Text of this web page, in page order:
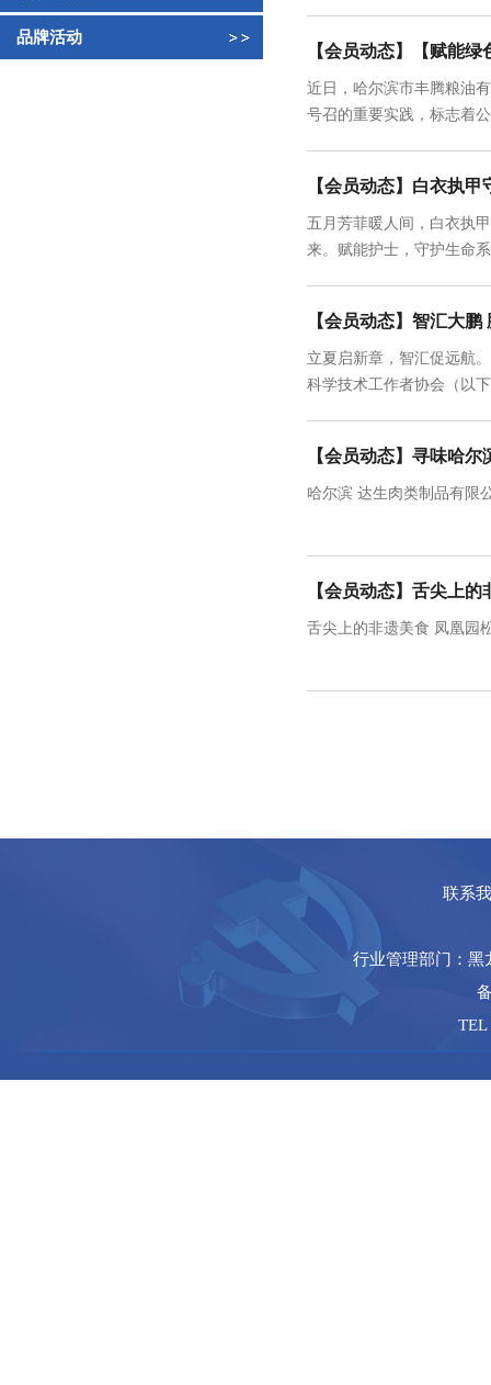
品牌活动
【会员动态】【赋能
近日，哈尔滨市丰腾粮油
号召的重要实践，标志着
【会员动态】白衣执
五月芳菲暖人间，白衣执
来。赋能护士，守护生命
【会员动态】智汇大
立夏启新章，智汇促远航
科学技术工作者协会（以
【会员动态】寻味哈
哈尔滨 达生肉类制品有限
【会员动态】舌尖上
舌尖上的非遗美食 凤凰园
联系
行业管理部门：